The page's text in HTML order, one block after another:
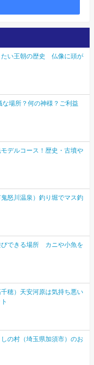
たい王朝の歴史 仏像に頭が
な場所？何の神様？ご利益
デルコース！歴史・古墳や
怒川温泉）釣り堀でマス釣
びできる場所 カニや小魚を
穂）天安河原は気持ち悪い
の村（埼玉県加須市）のお